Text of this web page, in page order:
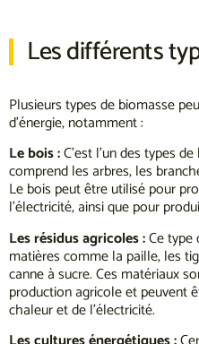
Les différents
Plusieurs types de biomasse
d’énergie, notamment :
Le bois :C’est l’un des types
comprend les arbres, les
Le bois peut être utilisé pour
l’électricité, ainsi que pour
Les résidus agricoles :Ce
matières comme la paille, les
canne à sucre. Ces matériaux
production agricole et peuvent
chaleur et de l’électricité.